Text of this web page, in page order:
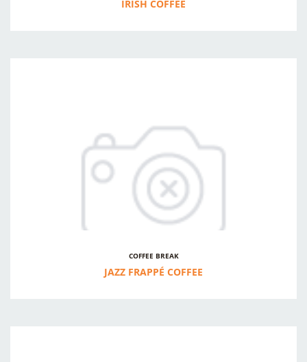
IRISH COFFEE
COFFEE BREAK
JAZZ FRAPPÉ COFFEE